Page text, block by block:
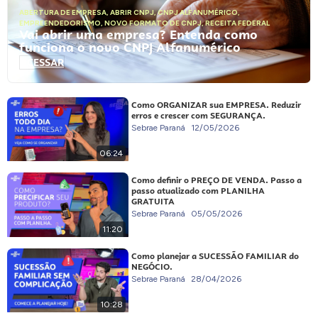
ABERTURA DE EMPRESA, ABRIR CNPJ,CNPJ ALFANUMÉRICO,
EMPREENDEDORISMO, NOVO FORMATO DE CNPJ,RECEITA FEDERAL
Vai abrir uma empresa? Entenda como
funciona o novo CNPJ Alfanumérico
ACESSAR
06:24
Como ORGANIZAR sua EMPRESA. Reduzir
erros e crescer com SEGURANÇA.
Sebrae Paraná 12/05/2026
11:20
Como definir o PREÇO DE VENDA. Passo a
passo atualizado com PLANILHA
GRATUITA
Sebrae Paraná 05/05/2026
10:28
Como planejar a SUCESSÃO FAMILIAR do
NEGÓCIO.
Sebrae Paraná 28/04/2026